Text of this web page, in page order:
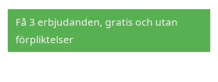
Få 3 erbjudanden, gratis och utan
förpliktelser